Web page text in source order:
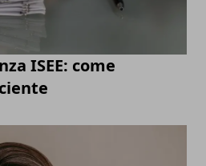
ISEE: come